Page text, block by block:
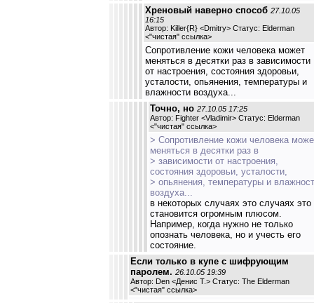
Хреновый наверно способ 27.10.05
16:15
Автор: Killer{R} <Dmitry> Статус: Elderman
<"чистая" ссылка>
Сопротивление кожи человека может
меняться в десятки раз в зависимости
от настроения, состояния здоровьи,
усталости, опьянения, температуры и
влажности воздуха...
Точно, но 27.10.05 17:25
Автор: Fighter <Vladimir> Статус: Elderman
<"чистая" ссылка>
> Сопротивление кожи человека
меняться в десятки раз в
> зависимости от настроения,
состояния здоровьи, усталости,
> опьянения, температуры и
воздуха...
в некоторых случаях это случаях это
становится огромным плюсом.
Например, когда нужно не только
опознать человека, но и учесть его
состояние.
Если только в купе с шифрующим
паролем. 26.10.05 19:39
Автор: Den <Денис Т.> Статус: The Elderman
<"чистая" ссылка>